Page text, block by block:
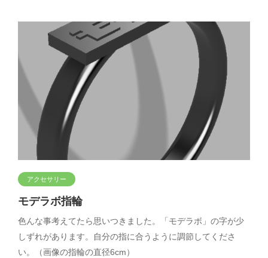
アクセサリー
モデラボ指輪
色んな事考えてたら思いつきました。「モデラボ」の字が少
しずれがあります。自分の指に合うように調節してくださ
い。（画像の指輪の直径6cm）